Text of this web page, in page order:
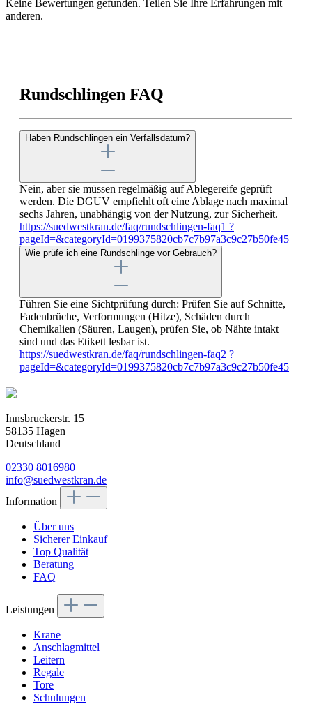
Keine Bewertungen gefunden. Teilen Sie Ihre Erfahrungen mit
anderen.
Rundschlingen FAQ
Haben Rundschlingen ein Verfallsdatum?
Nein, aber sie müssen regelmäßig auf Ablegereife geprüft
werden. Die DGUV empfiehlt oft eine Ablage nach maximal
sechs Jahren, unabhängig von der Nutzung, zur Sicherheit.
https://suedwestkran.de/faq/rundschlingen-faq1 ?
pageId=&categoryId=0199375820cb7c7b97a3c9c27b50fe45
Wie prüfe ich eine Rundschlinge vor Gebrauch?
Führen Sie eine Sichtprüfung durch: Prüfen Sie auf Schnitte,
Fadenbrüche, Verformungen (Hitze), Schäden durch
Chemikalien (Säuren, Laugen), prüfen Sie, ob Nähte intakt
sind und das Etikett lesbar ist.
https://suedwestkran.de/faq/rundschlingen-faq2 ?
pageId=&categoryId=0199375820cb7c7b97a3c9c27b50fe45
Innsbruckerstr. 15
58135 Hagen
Deutschland
02330 8016980
info@suedwestkran.de
Information
Über uns
Sicherer Einkauf
Top Qualität
Beratung
FAQ
Leistungen
Krane
Anschlagmittel
Leitern
Regale
Tore
Schulungen